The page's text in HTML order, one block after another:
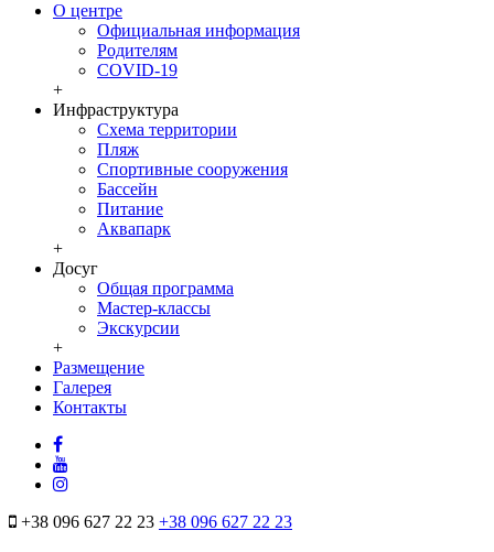
О центре
Официальная информация
Родителям
COVID-19
+
Инфраструктура
Схема территории
Пляж
Спортивные сооружения
Бассейн
Питание
Аквапарк
+
Досуг
Общая программа
Мастер-классы
Экскурсии
+
Размещение
Галерея
Контакты
+38 096 627 22 23 +38 096 627 22 23